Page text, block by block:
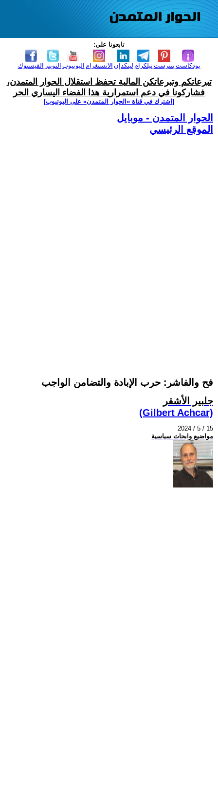
تابعونا على:
الفيسبوك التويتر اليوتيوب الانستغرام لينكدإن تيلكرامبنترست بودكاست
تبرعاتكم وتبرعاتكن المالية تحفظ استقلال الحوار المتمدن،
فشاركونا في دعم استمرارية هذا الفضاء اليساري الحر
[اشترك في قناة ‫«الحوار المتمدن» على اليوتيوب]
الحوار المتمدن - موبايل
الموقع الرئيسي
فح والفاشر: حرب الإبادة والتضامن الواجب
جلبير الأشقر
(Gilbert Achcar)
2024 / 5 / 15
مواضيع وابحاث سياسية